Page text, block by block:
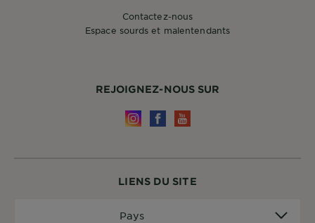
LIENS DU SITE
Pays
REJOIGNEZ-NOUS SUR
Contactez-nous
Espace sourds et malentendants